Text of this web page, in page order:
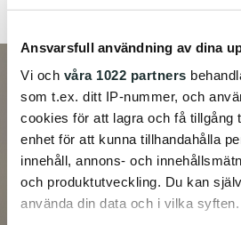
Ansvarsfull användning av dina
Vi och våra 1022 partners
som t.ex. ditt IP-nummer, och
cookies för att lagra och få tillgång
enhet för att kunna tillhandahålla
innehåll, annons- och
och produktutveckling. Du kan
använda din data och i vilka syften.